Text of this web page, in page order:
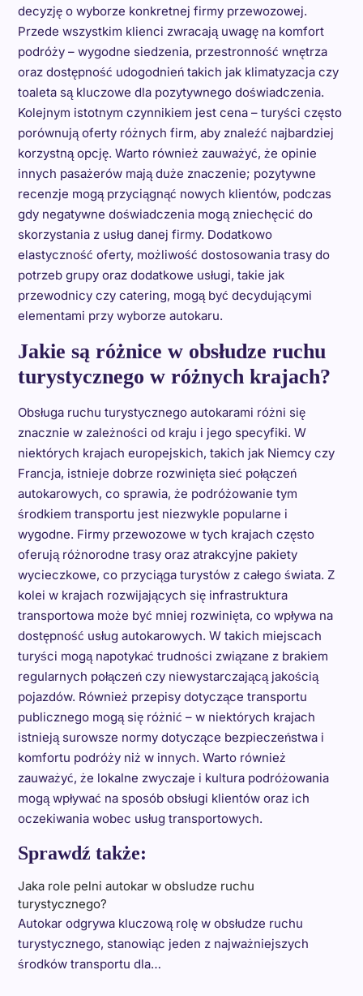
decyzję o wyborze konkretnej firmy przewozowej.
Przede wszystkim klienci zwracają uwagę na komfort
podróży – wygodne siedzenia, przestronność wnętrza
oraz dostępność udogodnień takich jak klimatyzacja czy
toaleta są kluczowe dla pozytywnego doświadczenia.
Kolejnym istotnym czynnikiem jest cena – turyści często
porównują oferty różnych firm, aby znaleźć najbardziej
korzystną opcję. Warto również zauważyć, że opinie
innych pasażerów mają duże znaczenie; pozytywne
recenzje mogą przyciągnąć nowych klientów, podczas
gdy negatywne doświadczenia mogą zniechęcić do
skorzystania z usług danej firmy. Dodatkowo
elastyczność oferty, możliwość dostosowania trasy do
potrzeb grupy oraz dodatkowe usługi, takie jak
przewodnicy czy catering, mogą być decydującymi
elementami przy wyborze autokaru.
Jakie są różnice w obsłudze ruchu
turystycznego w różnych krajach?
Obsługa ruchu turystycznego autokarami różni się
znacznie w zależności od kraju i jego specyfiki. W
niektórych krajach europejskich, takich jak Niemcy czy
Francja, istnieje dobrze rozwinięta sieć połączeń
autokarowych, co sprawia, że podróżowanie tym
środkiem transportu jest niezwykle popularne i
wygodne. Firmy przewozowe w tych krajach często
oferują różnorodne trasy oraz atrakcyjne pakiety
wycieczkowe, co przyciąga turystów z całego świata. Z
kolei w krajach rozwijających się infrastruktura
transportowa może być mniej rozwinięta, co wpływa na
dostępność usług autokarowych. W takich miejscach
turyści mogą napotykać trudności związane z brakiem
regularnych połączeń czy niewystarczającą jakością
pojazdów. Również przepisy dotyczące transportu
publicznego mogą się różnić – w niektórych krajach
istnieją surowsze normy dotyczące bezpieczeństwa i
komfortu podróży niż w innych. Warto również
zauważyć, że lokalne zwyczaje i kultura podróżowania
mogą wpływać na sposób obsługi klientów oraz ich
oczekiwania wobec usług transportowych.
Sprawdź także:
Jaka role pelni autokar w obsludze ruchu
turystycznego?
Autokar odgrywa kluczową rolę w obsłudze ruchu
turystycznego, stanowiąc jeden z najważniejszych
środków transportu dla…